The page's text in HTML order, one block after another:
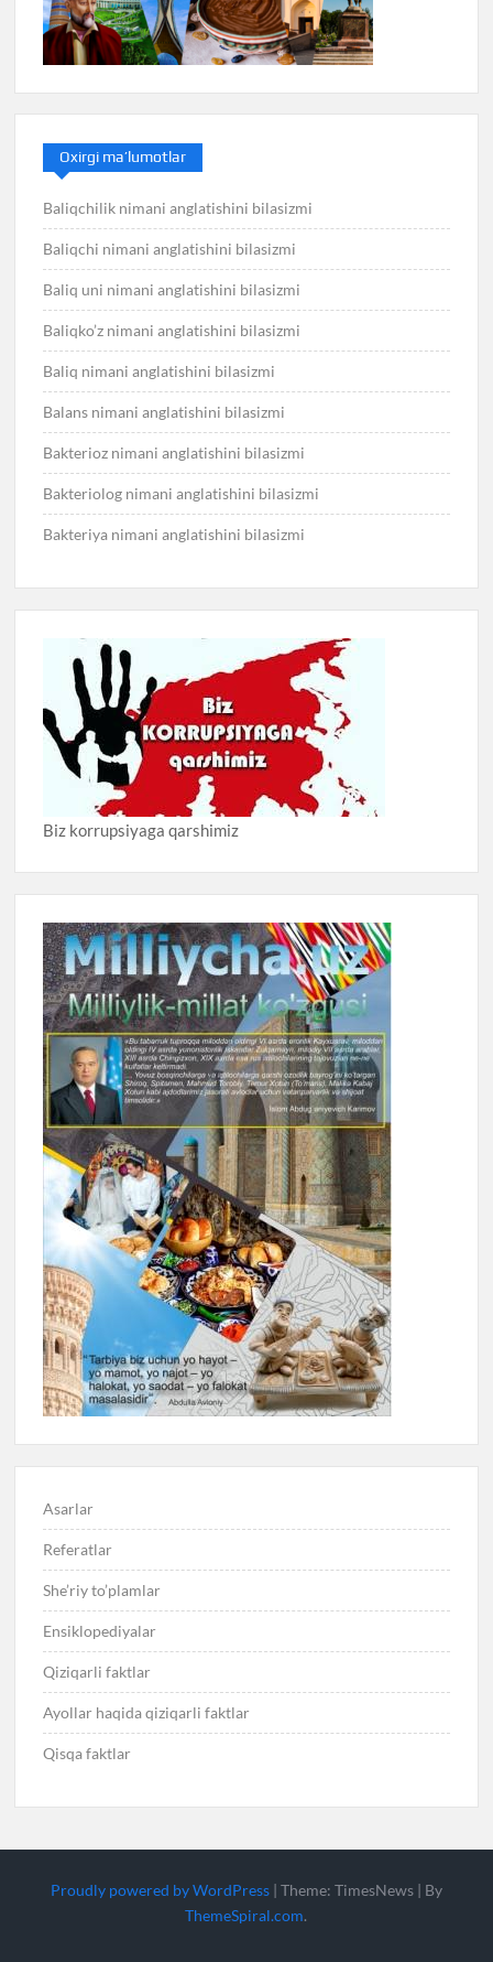
Oxirgi ma’lumotlar
Baliqchilik nimani anglatishini bilasizmi
Baliqchi nimani anglatishini bilasizmi
Baliq uni nimani anglatishini bilasizmi
Baliqko’z nimani anglatishini bilasizmi
Baliq nimani anglatishini bilasizmi
Balans nimani anglatishini bilasizmi
Bakterioz nimani anglatishini bilasizmi
Bakteriolog nimani anglatishini bilasizmi
Bakteriya nimani anglatishini bilasizmi
Biz korrupsiyaga qarshimiz
Asarlar
Referatlar
She’riy to’plamlar
Ensiklopediyalar
Qiziqarli faktlar
Ayollar haqida qiziqarli faktlar
Qisqa faktlar
Proudly powered by WordPress | Theme: TimesNews | By
ThemeSpiral.com.